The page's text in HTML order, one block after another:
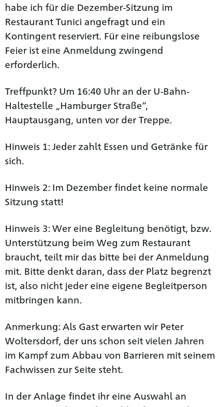
habe ich für die Dezember-Sitzung im
Restaurant Tunici angefragt und ein
Kontingent reserviert. Für eine reibungslose
Feier ist eine Anmeldung zwingend
erforderlich.
Treffpunkt? Um 16:40 Uhr an der U-Bahn-
Haltestelle „Hamburger Straße“,
Hauptausgang, unten vor der Treppe.
Hinweis 1: Jeder zahlt Essen und Getränke für
sich.
Hinweis 2: Im Dezember findet keine normale
Sitzung statt!
Hinweis 3: Wer eine Begleitung benötigt, bzw.
Unterstützung beim Weg zum Restaurant
braucht, teilt mir das bitte bei der Anmeldung
mit. Bitte denkt daran, dass der Platz begrenzt
ist, also nicht jeder eine eigene Begleitperson
mitbringen kann.
Anmerkung: Als Gast erwarten wir Peter
Woltersdorf, der uns schon seit vielen Jahren
im Kampf zum Abbau von Barrieren mit seinem
Fachwissen zur Seite steht.
In der Anlage findet ihr eine Auswahl an